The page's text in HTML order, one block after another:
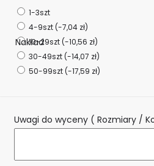
Nakład
1-3szt
4-9szt(-7,04 zł)
10-29szt(-10,56 zł)
30-49szt(-14,07 zł)
50-99szt(-17,59 zł)
Uwagi do wyceny ( Rozmiary /